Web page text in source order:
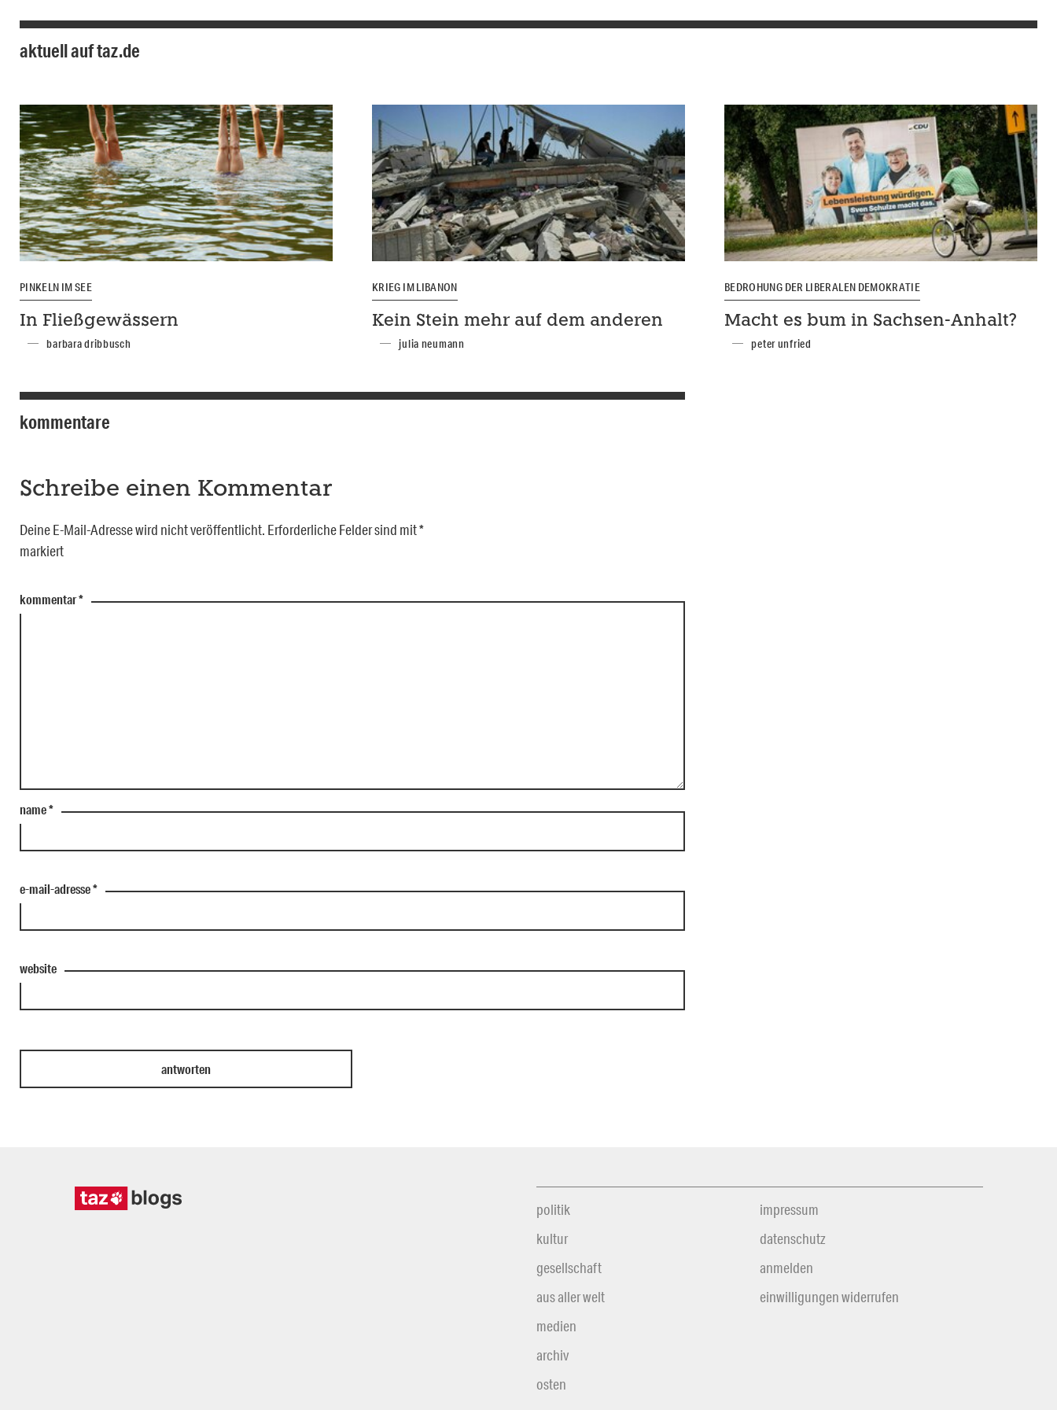
aktuell auf taz.de
PINKELN IM SEE
In Fließgewässern
barbara dribbusch
KRIEG IM LIBANON
Kein Stein mehr auf dem anderen
julia neumann
BEDROHUNG DER LIBERALEN DEMOKRATIE
Macht es bum in Sachsen-Anhalt?
peter unfried
kommentare
Schreibe einen Kommentar
Deine E-Mail-Adresse wird nicht veröffentlicht. Erforderliche Felder sind mit*
markiert
kommentar*
name*
e-mail-adresse*
website
politik
kultur
gesellschaft
aus aller welt
medien
archiv
osten
impressum
datenschutz
anmelden
einwilligungen widerrufen